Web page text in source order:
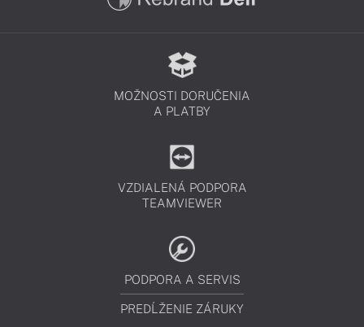
MOŽNOSTI DORUČENIA
A PLATBY
VZDIALENÁ PODPORA
TEAMVIEWER
PODPORA A SERVIS
PREDĹŽENIE ZÁRUKY